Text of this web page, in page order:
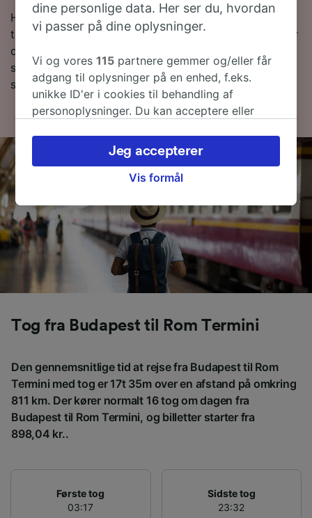
Hvis du vil vide mere om rejsen, så læs videre om
togplaner og,-tips til, hvordan du finder billige billetter
og ofte stillede spørgsmål, deriblandt de første og
sidste togtider. Vil du direkte til bestilling? Lav en
søgning med os i dag!
Tog fra Budapest til Rom Termini
Den gennemsnitlige tid at rejse fra Budapest til Rom
Termini med tog er 17t 35m over en afstand på omkring
811 km. Der kører normalt 16 tog om dagen fra
Budapest til Rom Termini, og billetter starter fra
898,04 kr..
Første tog
03:17
Sidste tog
23:32
dine personlige data. Her ser du, hvordan
vi passer på dine oplysninger.
Vi og vores115 partnere gemmer og/eller får
adgang til oplysninger på en enhed, f.eks.
unikke ID'er i cookies til behandling af
personoplysninger. Du kan acceptere eller
herunder din ret til at gøre indsigelse, hvor
legitim interesse bruges, eller når som helst på
siden om privatlivspolitik. Disse valg
browsingdata. Dine data vil ikke blive brugt til
sporingsformål, hvis du har bedt os om ikke at
spore dig.
Vi og vores partnere behandler data for at
levere:
placeringsoplysninger. Aktivt scanne
enhedskarakteristika til identifikation.
enhed. Tilpasset annoncering og indhold,
annoncerings- og indholdsmåling,
målgruppeundersøgelser og udvikling af
tjenester.
Liste over partnere (leverandører)
Vis formål
Jeg accepterer